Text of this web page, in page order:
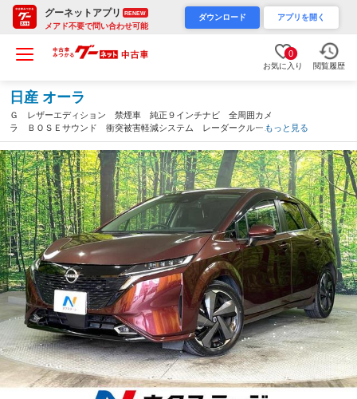
グーネットアプリ RENEW
メアド不要で問い合わせ可能
ダウンロード アプリを開く
0
お気に入り 閲覧履歴
日産 オーラ
Ｇ レザーエディション 禁煙車 純正９インチナビ 全周囲カメ
ラ ＢＯＳＥサウンド 衝突被害軽減システム レーダークルー
ズ レザーシート コーナーセンサー ＬＥＤヘッド ビルトイン
ＥＴＣ 純正１７インチアルミ 車線逸脱警報（愛知県）
もっと見る